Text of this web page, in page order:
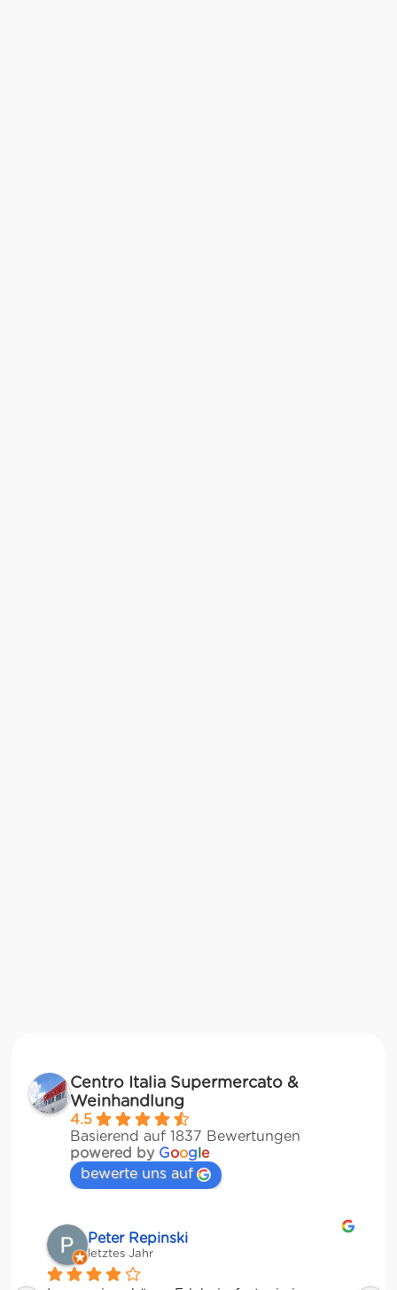
Centro Italia Supermercato &
Weinhandlung
4.5
Basierend auf 1837 Bewertungen
powered by Google
bewerte uns auf
Matze
letztes Jahr